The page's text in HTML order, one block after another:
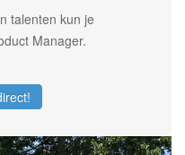
talenten kun je
Manager.